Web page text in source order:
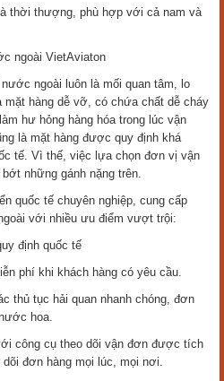
thời thượng, phù hợp với cả nam và
ngoài VietAviaton
ngoài luôn là mối quan tâm, lo
mặt hàng dễ vỡ, có chứa chất dễ cháy
hư hỏng hàng hóa trong lúc vận
là mặt hàng được quy định khá
tế. Vì thế, việc lựa chọn đơn vị vận
những gánh nặng trên.
quốc tế chuyên nghiệp, cung cấp
với nhiều ưu điểm vượt trội:
định quốc tế
phí khi khách hàng có yêu cầu.
thủ tục hải quan nhanh chóng, đơn
hoa.
công cụ theo dõi vận đơn được tích
đơn hàng mọi lúc, mọi nơi.